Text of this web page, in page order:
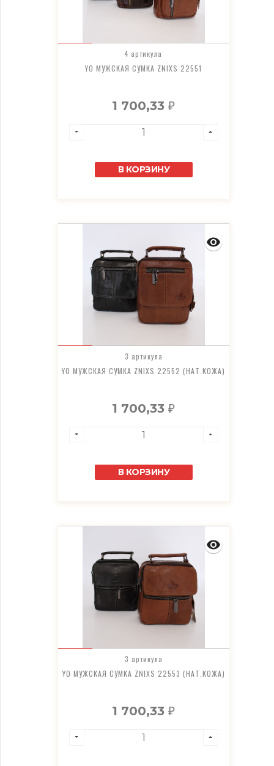
4 артикула
YO МУЖСКАЯ СУМКА ZNIXS 22551
1 700,33₽
В КОРЗИНУ
3 артикула
YO МУЖСКАЯ СУМКА ZNIXS 22552 (НАТ.КОЖА)
1 700,33₽
В КОРЗИНУ
3 артикула
YO МУЖСКАЯ СУМКА ZNIXS 22553 (НАТ.КОЖА)
1 700,33₽